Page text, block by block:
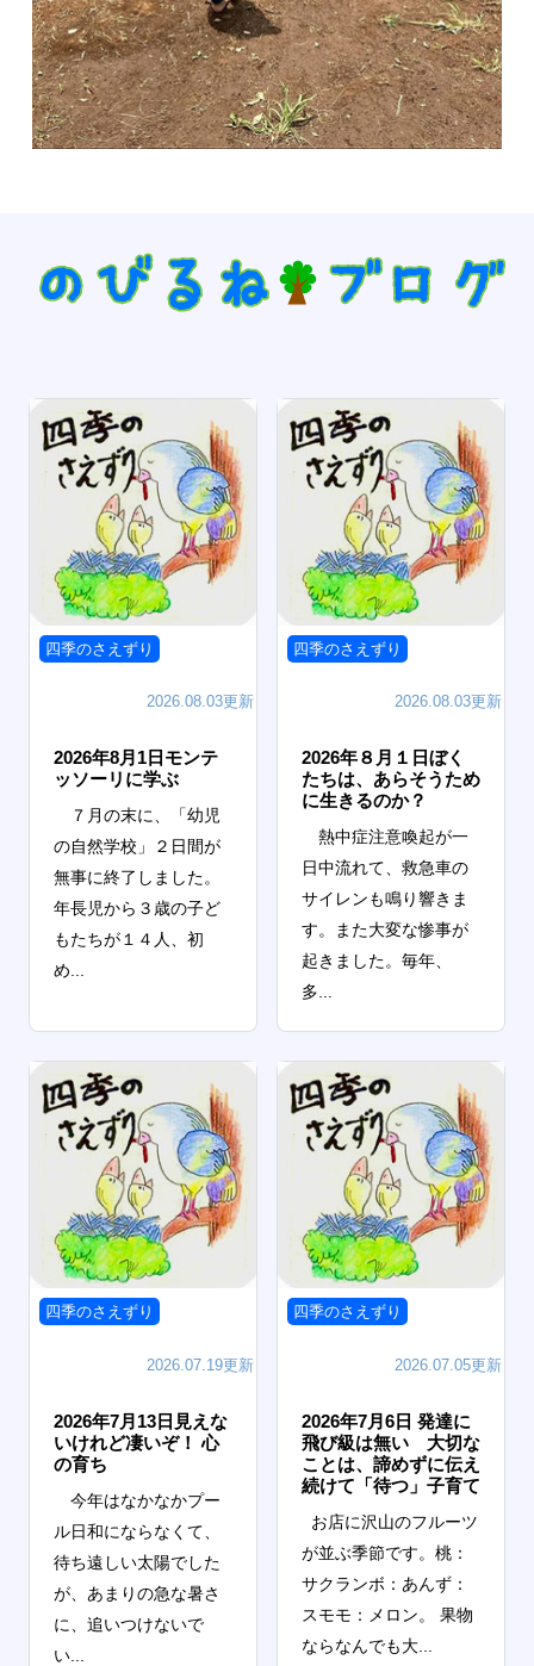
四季のさえずり
2026.08.03更新
2026年8月1日モンテ
ッソーリに学ぶ
７月の末に、「幼児
の自然学校」２日間が
無事に終了しました。
年長児から３歳の子ど
もたちが１４人、初
め...
四季のさえずり
2026.08.03更新
2026年８月１日ぼく
たちは、あらそうため
に生きるのか？
熱中症注意喚起が一
日中流れて、救急車の
サイレンも鳴り響きま
す。また大変な惨事が
起きました。毎年、
多...
四季のさえずり
2026.07.19更新
2026年7月13日見えな
いけれど凄いぞ！ 心
の育ち
今年はなかなかプー
ル日和にならなくて、
待ち遠しい太陽でした
が、あまりの急な暑さ
に、追いつけないで
い...
四季のさえずり
2026.07.05更新
2026年7月6日 発達に
飛び級は無い 大切な
ことは、諦めずに伝え
続けて「待つ」子育て
お店に沢山のフルーツ
が並ぶ季節です。桃：
サクランボ：あんず：
スモモ：メロン。 果物
ならなんでも大...